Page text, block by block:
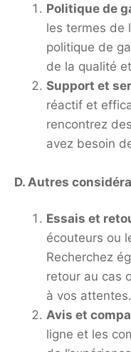
Politique de
les termes de
politique de
de la qualité
Support et
réactif et
rencontrez
avez besoin
D. Autres
Essais et
écouteurs ou
Recherchez
retour au cas
à vos attentes.
Avis et
ligne et les